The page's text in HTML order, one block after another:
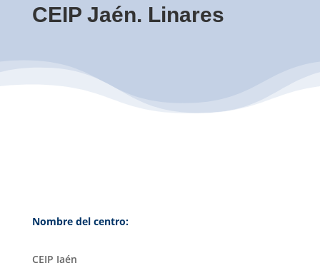
CEIP Jaén. Linares
Nombre del centro:
CEIP Jaén